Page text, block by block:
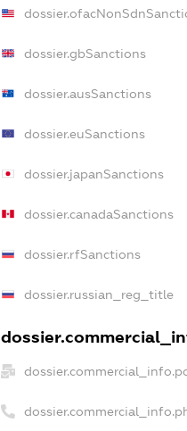
dossier.gbSanctions
dossier.ausSanctions
dossier.euSanctions
dossier.japanSanctions
dossier.canadaSanctions
dossier.rfSanctions
dossier.russian_reg_title